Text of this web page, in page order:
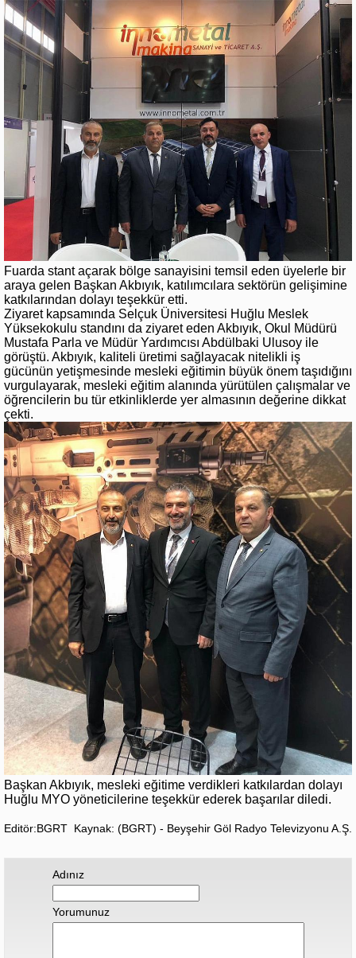
Fuarda stant açarak bölge sanayisini temsil eden üyelerle bir
araya gelen Başkan Akbıyık, katılımcılara sektörün gelişimine
katkılarından dolayı teşekkür etti.
Ziyaret kapsamında Selçuk Üniversitesi Huğlu Meslek
Yüksekokulu standını da ziyaret eden Akbıyık, Okul Müdürü
Mustafa Parla ve Müdür Yardımcısı Abdülbaki Ulusoy ile
görüştü. Akbıyık, kaliteli üretimi sağlayacak nitelikli iş
gücünün yetişmesinde mesleki eğitimin büyük önem taşıdığını
vurgulayarak, mesleki eğitim alanında yürütülen çalışmalar ve
öğrencilerin bu tür etkinliklerde yer almasının değerine dikkat
çekti.
Başkan Akbıyık, mesleki eğitime verdikleri katkılardan dolayı
Huğlu MYO yöneticilerine teşekkür ederek başarılar diledi.
Editör:BGRT Kaynak: (BGRT) - Beyşehir Göl Radyo Televizyonu A.Ş.
Adınız
Yorumunuz